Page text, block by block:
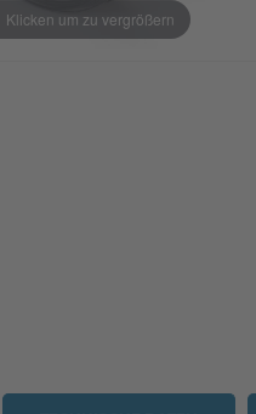
Klicken um zu vergrößern